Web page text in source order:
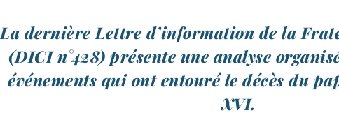
La der­nière Lettre d’in­for­ma­tion de la
(DICI n°428) pré­sente une ana­lyse
évé­ne­ments qui ont entou­ré le décès du
XVI.